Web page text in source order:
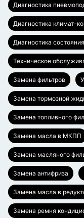
Диагностика
Диагностика климат-
Диагностика
Техническое
Замена фильтров
Замена тормозной
Замена топливного
Замена масла в МКПП
Замена масляного
Замена антифриза
Замена масла в
Замена ремня